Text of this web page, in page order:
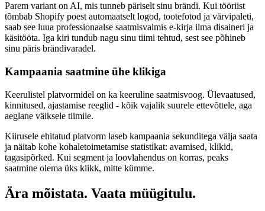
Parem variant on AI, mis tunneb päriselt sinu brändi. Kui tööriist
tõmbab Shopify poest automaatselt logod, tootefotod ja värvipaleti,
saab see luua professionaalse saatmisvalmis e-kirja ilma disaineri ja
käsitööta. Iga kiri tundub nagu sinu tiimi tehtud, sest see põhineb
sinu päris brändivaradel.
Kampaania saatmine ühe klikiga
Keerulistel platvormidel on ka keeruline saatmisvoog. Ülevaatused,
kinnitused, ajastamise reeglid - kõik vajalik suurele ettevõttele, aga
aeglane väiksele tiimile.
Kiirusele ehitatud platvorm laseb kampaania sekunditega välja saata
ja näitab kohe kohaletoimetamise statistikat: avamised, klikid,
tagasipõrked. Kui segment ja loovlahendus on korras, peaks
saatmine olema üks klikk, mitte kümme.
Ära mõistata. Vaata müügitulu.